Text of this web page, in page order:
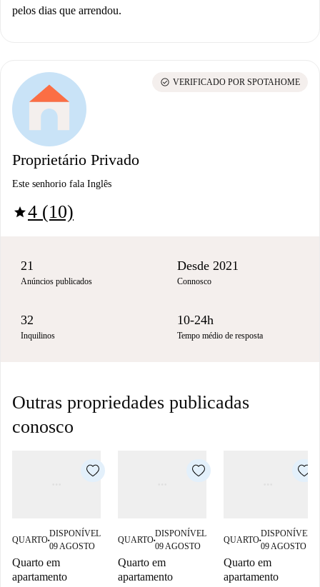
pelos dias que arrendou.
Proprietário Privado
Este senhorio fala Inglês
star4 (10)
check_circle VERIFICADO POR SPOTAHOME
21
Anúncios publicados
Desde 2021
Connosco
32
Inquilinos
10-24h
Tempo médio de resposta
Outras propriedades publicadas
conosco
QUARTO■
DISPONÍVEL
09 AGOSTO
Quarto em
apartamento
QUARTO■
DISPONÍVEL
09 AGOSTO
Quarto em
apartamento
QUARTO■
DISPONÍVEL
09 AGOSTO
Quarto em
apartamento